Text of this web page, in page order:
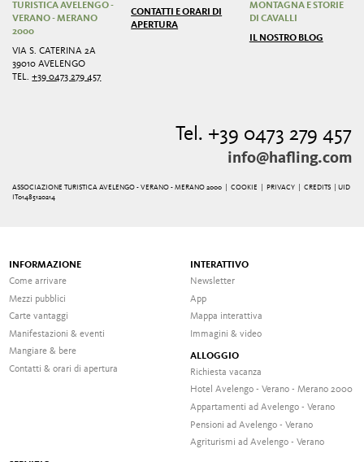
TURISTICA AVELENGO -
VERANO - MERANO
2000
VIA S. CATERINA 2A
39010 AVELENGO
TEL.+39 0473 279 457
CONTATTI E ORARI DI
APERTURA
MONTAGNA E STORIE
DI CAVALLI
IL NOSTRO BLOG
Tel. +39 0473 279 457
info@hafling.com
ASSOCIAZIONE TURISTICA AVELENGO - VERANO - MERANO 2000 | COOKIE |PRIVACY |CREDITS
| UID
IT01485120214
INFORMAZIONE
Come arrivare
Mezzi pubblici
Carte vantaggi
Manifestazioni & eventi
Mangiare & bere
Contatti & orari di apertura
INTERATTIVO
Newsletter
App
Mappa interattiva
Immagini & video
ALLOGGIO
Richiesta vacanza
Hotel Avelengo - Verano - Merano 2000
Appartamenti ad Avelengo - Verano
Pensioni ad Avelengo - Verano
Agriturismi ad Avelengo - Verano